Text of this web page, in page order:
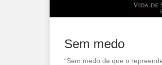
Sem medo
“Sem medo de que o